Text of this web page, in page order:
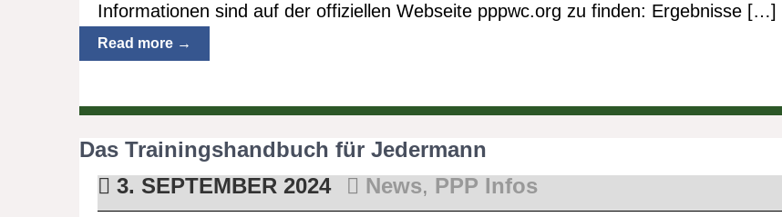
Informationen sind auf der offiziellen Webseite pppwc.org zu finden: Ergebnisse […]
Read more →
Das Trainingshandbuch für Jedermann
3. SEPTEMBER 2024
News, PPP Infos